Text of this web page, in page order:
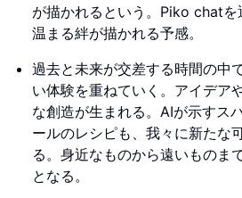
が描かれるという。Piko chat
温まる絆が描かれる予感。
過去と未来が交差する時間の中
い体験を重ねていく。アイデア
な創造が生まれる。AIが示すス
ールのレシピも、我々に新たな
る。身近なものから遠いものま
となる。